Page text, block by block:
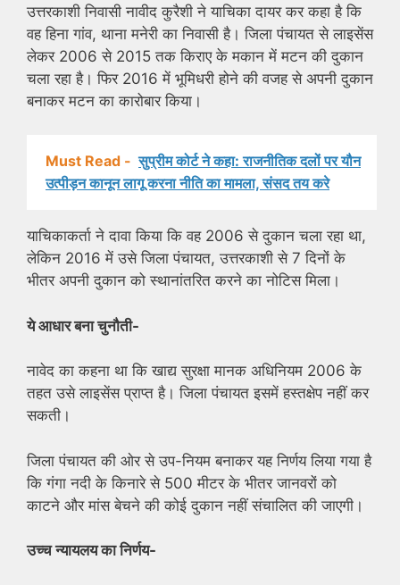
उत्तरकाशी निवासी नावीद कुरैशी ने याचिका दायर कर कहा है कि
वह हिना गांव, थाना मनेरी का निवासी है। जिला पंचायत से लाइसेंस
लेकर 2006 से 2015 तक किराए के मकान में मटन की दुकान
चला रहा है। फिर 2016 में भूमिधरी होने की वजह से अपनी दुकान
बनाकर मटन का कारोबार किया।
Must Read - सुप्रीम कोर्ट ने कहा: राजनीतिक दलों पर यौन
उत्पीड़न कानून लागू करना नीति का मामला, संसद तय करे
याचिकाकर्ता ने दावा किया कि वह 2006 से दुकान चला रहा था,
लेकिन 2016 में उसे जिला पंचायत, उत्तरकाशी से 7 दिनों के
भीतर अपनी दुकान को स्थानांतरित करने का नोटिस मिला।
ये आधार बना चुनौती-
नावेद का कहना था कि खाद्य सुरक्षा मानक अधिनियम 2006 के
तहत उसे लाइसेंस प्राप्त है। जिला पंचायत इसमें हस्तक्षेप नहीं कर
सकती।
जिला पंचायत की ओर से उप-नियम बनाकर यह निर्णय लिया गया है
कि गंगा नदी के किनारे से 500 मीटर के भीतर जानवरों को
काटने और मांस बेचने की कोई दुकान नहीं संचालित की जाएगी।
उच्च न्यायलय का निर्णय-